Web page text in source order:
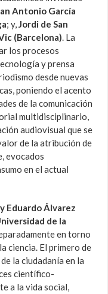
Antonio García
; y,Jordi de San
(Barcelona). La
los procesos
y prensa
desde nuevas
poniendo el acento
de la comunicación
multidisciplinario,
audiovisual que se
de la atribución de
evocados
en el actual
Eduardo Álvarez
de la
en torno
ciencia. El primero de
la ciudadanía en la
científico-
a la vida social,